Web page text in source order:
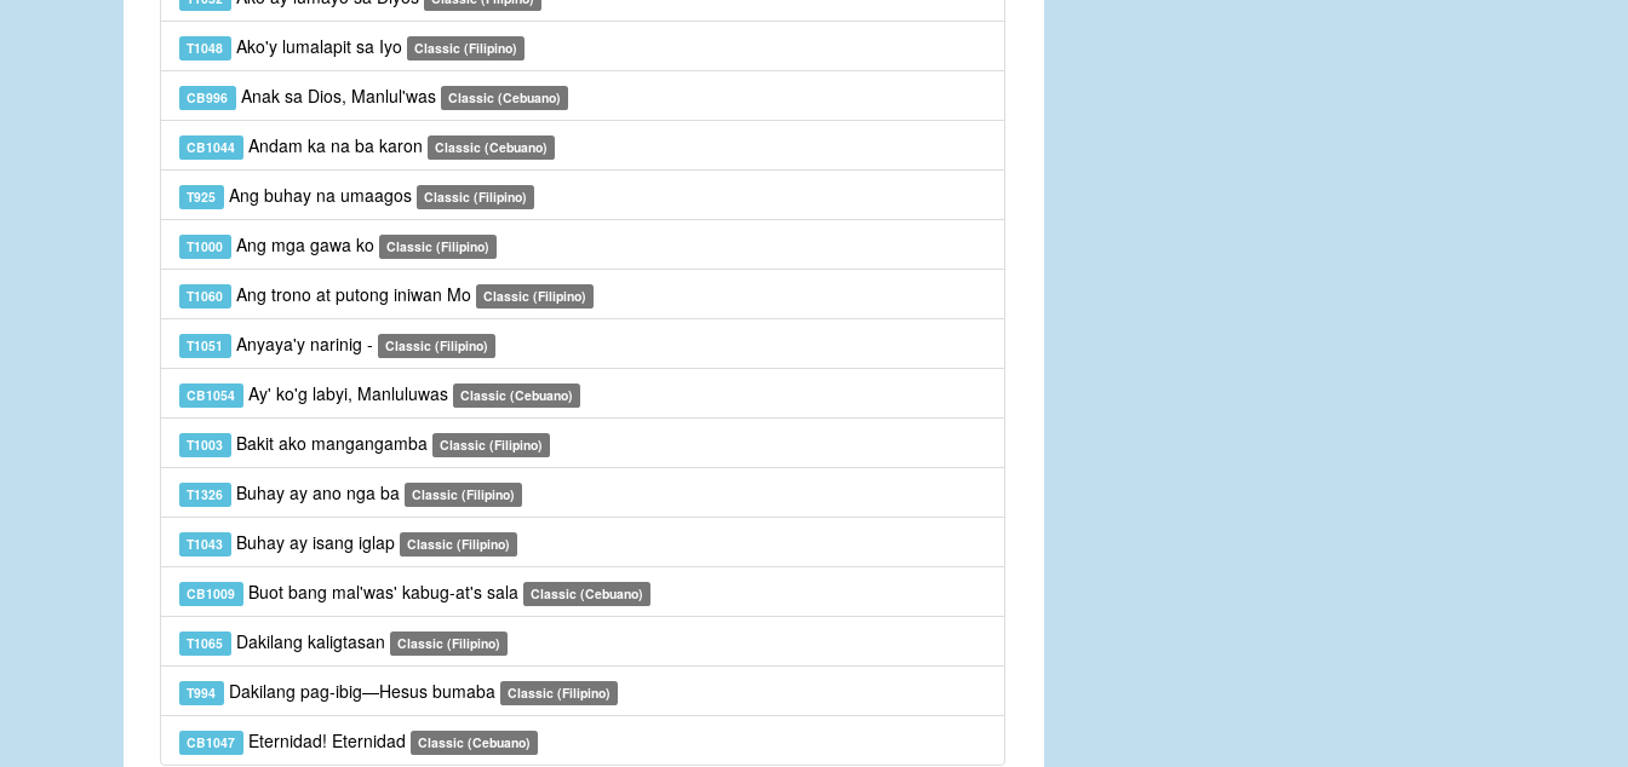
T1048 Ako'y lumalapit sa Iyo Classic (Filipino)
CB996 Anak sa Dios, Manlul'was Classic (Cebuano)
CB1044 Andam ka na ba karon Classic (Cebuano)
T925 Ang buhay na umaagos Classic (Filipino)
T1000 Ang mga gawa ko Classic (Filipino)
T1060 Ang trono at putong iniwan Mo Classic (Filipino)
T1051 Anyaya'y narinig - Classic (Filipino)
CB1054 Ay' ko'g labyi, Manluluwas Classic (Cebuano)
T1003 Bakit ako mangangamba Classic (Filipino)
T1326 Buhay ay ano nga ba Classic (Filipino)
T1043 Buhay ay isang iglap Classic (Filipino)
CB1009 Buot bang mal'was' kabug-at's sala Classic (Cebuano)
T1065 Dakilang kaligtasan Classic (Filipino)
T994 Dakilang pag-ibig—Hesus bumaba Classic (Filipino)
CB1047 Eternidad! Eternidad Classic (Cebuano)